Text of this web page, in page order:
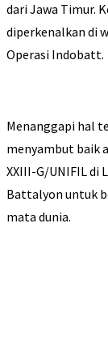
dari Jawa Timur.
diperkenalkan di
Operasi Indobatt.
Menanggapi hal
menyambut baik
XXIII-G/UNIFIL di
Battalyon untuk
mata dunia.